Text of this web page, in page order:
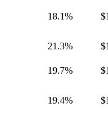
18.1%
21.3%
19.7%
19.4%